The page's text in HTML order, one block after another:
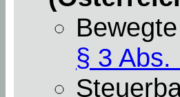
§ 3